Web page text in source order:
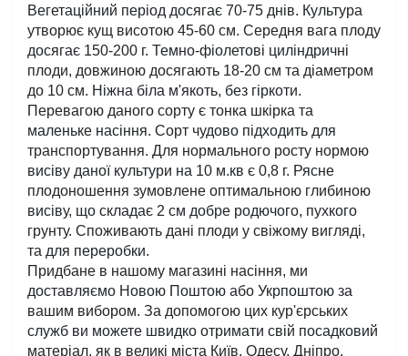
Вегетаційний період досягає 70-75 днів. Культура
утворює кущ висотою 45-60 см. Середня вага плоду
досягає 150-200 г. Темно-фіолетові циліндричні
плоди, довжиною досягають 18-20 см та діаметром
до 10 см. Ніжна біла м'якоть, без гіркоти.
Перевагою даного сорту є тонка шкірка та
маленьке насіння. Сорт чудово підходить для
транспортування. Для нормального росту нормою
висіву даної культури на 10 м.кв є 0,8 г. Рясне
плодоношення зумовлене оптимальною глибиною
висіву, що складає 2 см добре родючого, пухкого
грунту. Споживають дані плоди у свіжому вигляді,
та для переробки.
Придбане в нашому магазині насіння, ми
доставляємо Новою Поштою або Укрпоштою за
вашим вибором. За допомогою цих кур'єрських
служб ви можете швидко отримати свій посадковий
матеріал, як в великі міста Київ, Одесу, Дніпро,